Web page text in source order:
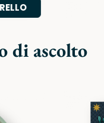
di ascolto